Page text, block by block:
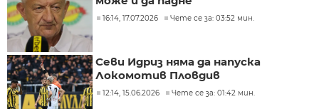
16:14, 17.07.2026 Чете се за: 03:52 мин.
Севи Идриз няма да напуска
Локомотив Пловдив
12:14, 15.06.2026 Чете се за: 01:42 мин.